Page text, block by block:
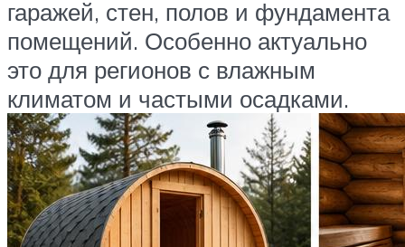
гаражей, стен, полов и фундамента
помещений. Особенно актуально
это для регионов с влажным
климатом и частыми осадками.